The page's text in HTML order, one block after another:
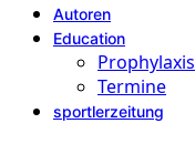
Autoren
Education
Prophylaxis
Termine
sportlerzeitung